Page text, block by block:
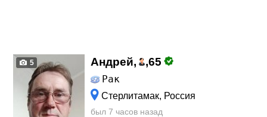
5 Андрей, ,65
Рак
Стерлитамак, Россия
был 7 часов назад